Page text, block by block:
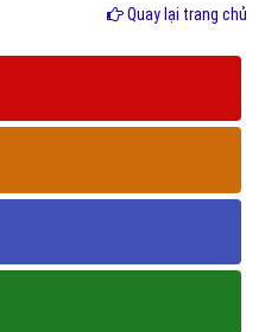
Quay lại trang chủ